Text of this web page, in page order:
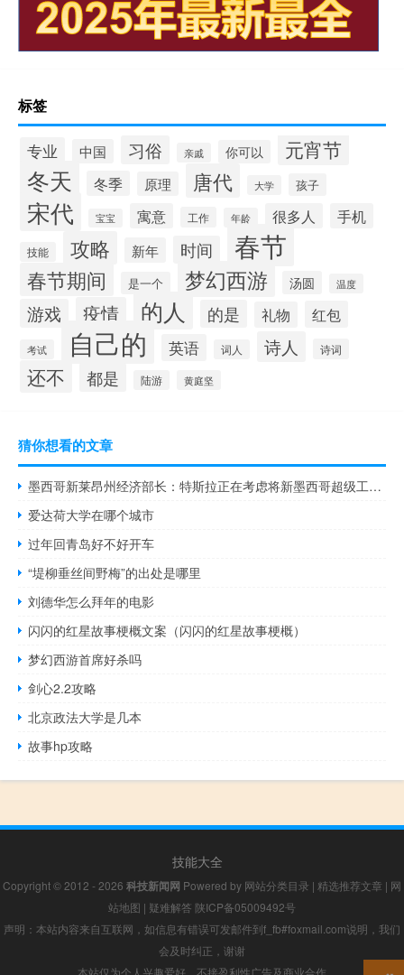
标签
专业 中国 习俗 亲戚 你可以 元宵节
冬天 冬季 原理 唐代 大学 孩子
宋代 宝宝 寓意 工作 年龄 很多人 手机
技能 攻略 新年 时间 春节
春节期间 是一个 梦幻西游 汤圆 温度
游戏 疫情 的人 的是 礼物 红包
考试 自己的 英语 词人 诗人 诗词
还不 都是 陆游 黄庭坚
猜你想看的文章
墨西哥新莱昂州经济部长：特斯拉正在考虑将新墨西哥超级工厂扩大到超过原计划的规模
爱达荷大学在哪个城市
过年回青岛好不好开车
“堤柳垂丝间野梅”的出处是哪里
刘德华怎么拜年的电影
闪闪的红星故事梗概文案（闪闪的红星故事梗概）
梦幻西游首席好杀吗
剑心2.2攻略
北京政法大学是几本
故事hp攻略
技能大全
Copyright © 2012 - 2026 科技新闻网 Powered by 网站分类目录 | 精选推荐文章 | 网
站地图 | 疑难解答 陕ICP备05009492号
声明：本站内容来自互联网，如信息有错误可发邮件到f_fb#foxmail.com说明，我们
会及时纠正，谢谢